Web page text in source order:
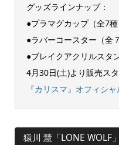
グッズラインナップ：
●プラマグカップ（全7種
●ラバーコースター（全７
●ブレイクアクリルスタ
4月30日(土)より販売ス
『カリスマ』オフィシ
猿川 慧「LONE WOLF